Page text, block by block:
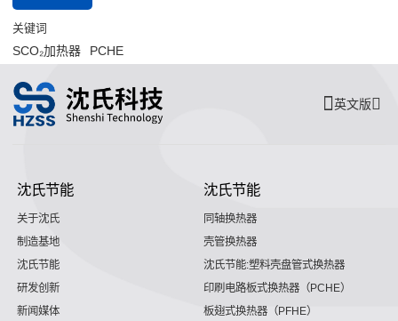
关键词
SCO₂加热器 PCHE
英文版
沈氏节能
关于沈氏
制造基地
沈氏节能
研发创新
新闻媒体
沈氏节能
同轴换热器
壳管换热器
沈氏节能:塑料壳盘管式换热器
印刷电路板式换热器（PCHE）
板翅式换热器（PFHE）